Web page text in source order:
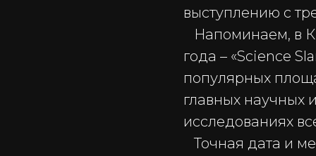
выступлению с
Напоминаем, в
года – «Science
популярных
главных научных
исследованиях
Точная дата и